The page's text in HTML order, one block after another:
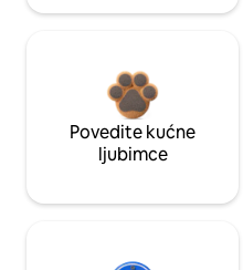
Povedite kućne
ljubimce